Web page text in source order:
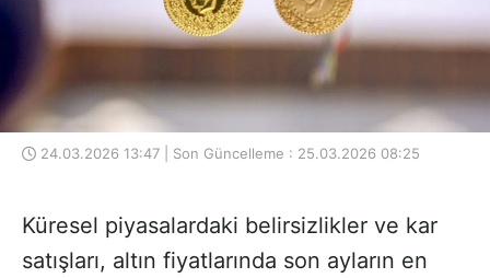
24.03.2026 13:47 | Son Güncelleme : 25.03.2026 08:25
Küresel piyasalardaki belirsizlikler ve kar
satışları, altın fiyatlarında son ayların en